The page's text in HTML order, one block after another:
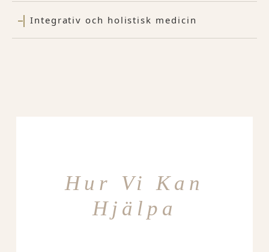
Integrativ och holistisk medicin
Hur Vi Kan
Hjälpa